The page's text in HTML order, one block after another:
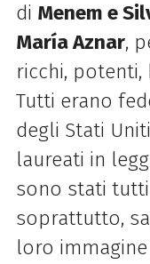
di Menem e
María Aznar,
ricchi,
Tutti erano
degli Stati
laureati in
sono stati
soprattutto,
loro